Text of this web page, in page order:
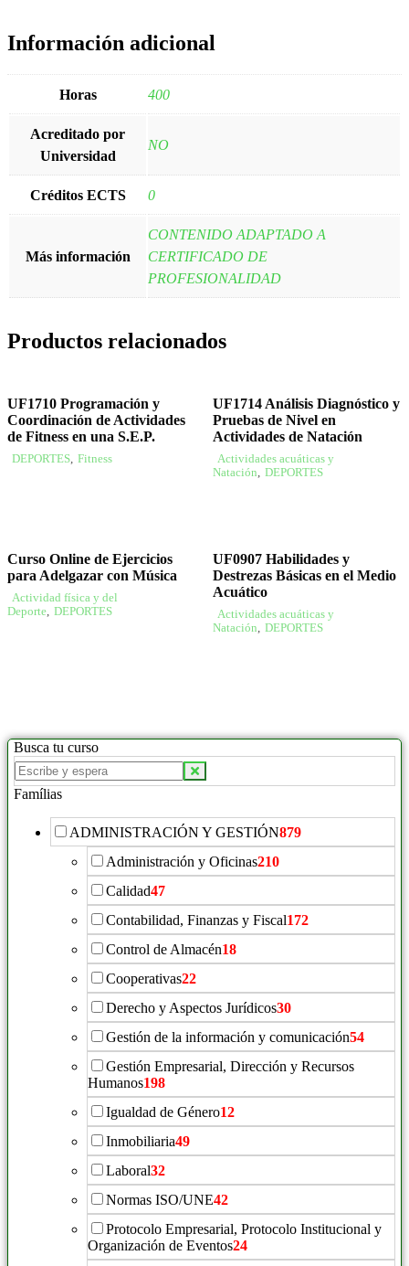
Información adicional
Horas 400
Acreditado por
Universidad
NO
Créditos ECTS 0
Más información
CONTENIDO ADAPTADO A
CERTIFICADO DE
PROFESIONALIDAD
Productos relacionados
UF1710 Programación y
Coordinación de Actividades
de Fitness en una S.E.P.
DEPORTES Fitness
UF1714 Análisis Diagnóstico y
Pruebas de Nivel en
Actividades de Natación
Actividades acuáticas y
Natación
DEPORTES
Curso Online de Ejercicios
para Adelgazar con Música
Actividad física y del
Deporte, DEPORTES
UF0907 Habilidades y
Destrezas Básicas en el Medio
Acuático
Actividades acuáticas y
Natación, DEPORTES
Busca tu curso
Famílias
ADMINISTRACIÓN Y GESTIÓN879
Administración y Oficinas210
Calidad47
Contabilidad, Finanzas y Fiscal172
Control de Almacén18
Cooperativas22
Derecho y Aspectos Jurídicos30
Gestión de la información y comunicación54
Gestión Empresarial, Dirección y Recursos
Humanos198
Igualdad de Género12
Inmobiliaria49
Laboral32
Normas ISO/UNE42
Protocolo Empresarial, Protocolo Institucional y
Organización de Eventos24